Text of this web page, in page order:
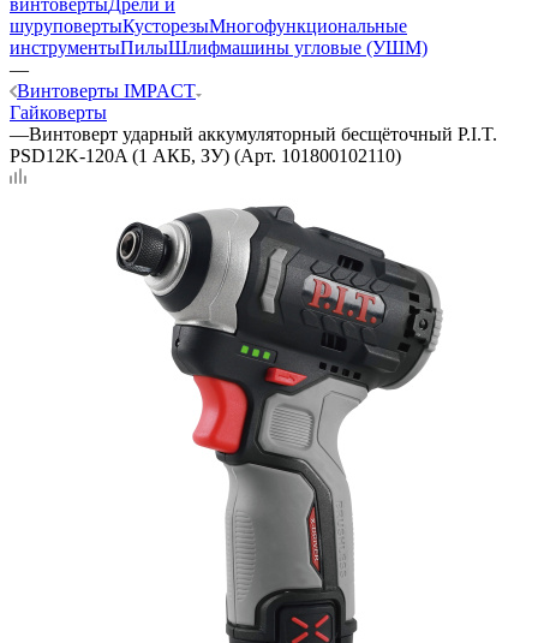
шуруповертыКусторезыМногофункциональные
инструментыПилыШлифмашины угловые (УШМ)
—
Винтоверты IMPACT
Гайковерты
—Винтоверт ударный аккумуляторный бесщёточный P.I.T.
PSD12K-120A (1 АКБ, ЗУ) (Арт. 101800102110)